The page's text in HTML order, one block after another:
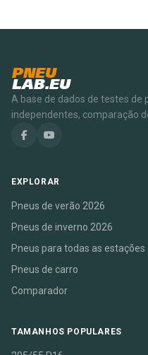
PNEU
LAB.EU
A base de dados de testes de
independentes, comparação
EXPLORAR
Pneus de verão 2026
Pneus de inverno 2026
Pneus para todas as estações
Pneus de carro
Comparador
TAMANHOS POPULARES